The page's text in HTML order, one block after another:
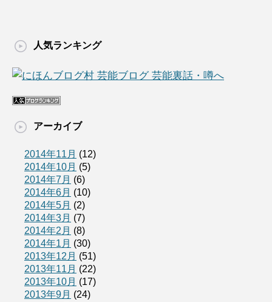
人気ランキング
アーカイブ
2014年11月 (12)
2014年10月 (5)
2014年7月 (6)
2014年6月 (10)
2014年5月 (2)
2014年3月 (7)
2014年2月 (8)
2014年1月 (30)
2013年12月 (51)
2013年11月 (22)
2013年10月 (17)
2013年9月 (24)